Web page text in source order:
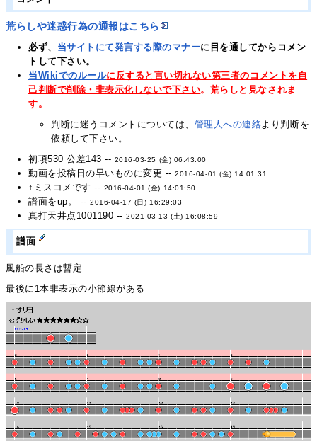
荒らしや迷惑行為の通報はこちら
必ず、 当サイトにて発言する際のマナーに目を通してからコメン
トして下さい。
当Wikiでのルールに反すると言い切れない第三者のコメントを自
己判断で削除・非表示化しないで下さい。荒らしと見なされま
す。
判断に迷うコメントについては、 管理人への連絡より判断を
依頼して下さい。
初項530 公差143 -- 2016-03-25 (金) 06:43:00
動画を投稿日の早いものに変更 --2016-04-01 (金) 14:01:31
↑ミスコメです -- 2016-04-01 (金) 14:01:50
譜面をup。 --2016-04-17 (日) 16:29:03
真打天井点1001190 --2021-03-13 (土) 16:08:59
譜面
風船の長さは暫定
最後に1本非表示の小節線がある